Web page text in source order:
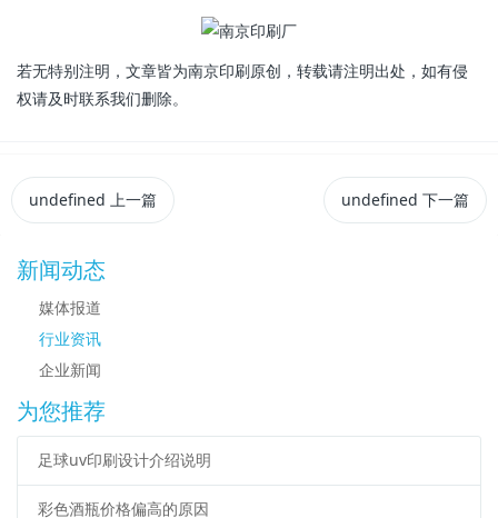
若无特别注明，文章皆为南京印刷原创，转载请注明出处，如有侵
权请及时联系我们删除。
undefined 上一篇 undefined 下一篇
新闻动态
媒体报道
行业资讯
企业新闻
为您推荐
足球uv印刷设计介绍说明
彩色酒瓶价格偏高的原因